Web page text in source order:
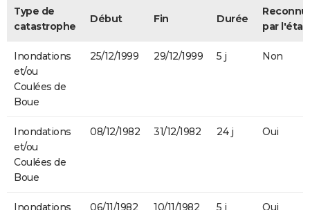
Type de
catastrophe
Début Fin Durée
par l'état
Inondations
et/ou
Coulées de
Boue
25/12/1999 29/12/1999 5 j Non
Inondations
et/ou
Coulées de
Boue
08/12/1982 31/12/1982 24 j Oui
Inondations
06/11/1982 10/11/1982 5 j Oui